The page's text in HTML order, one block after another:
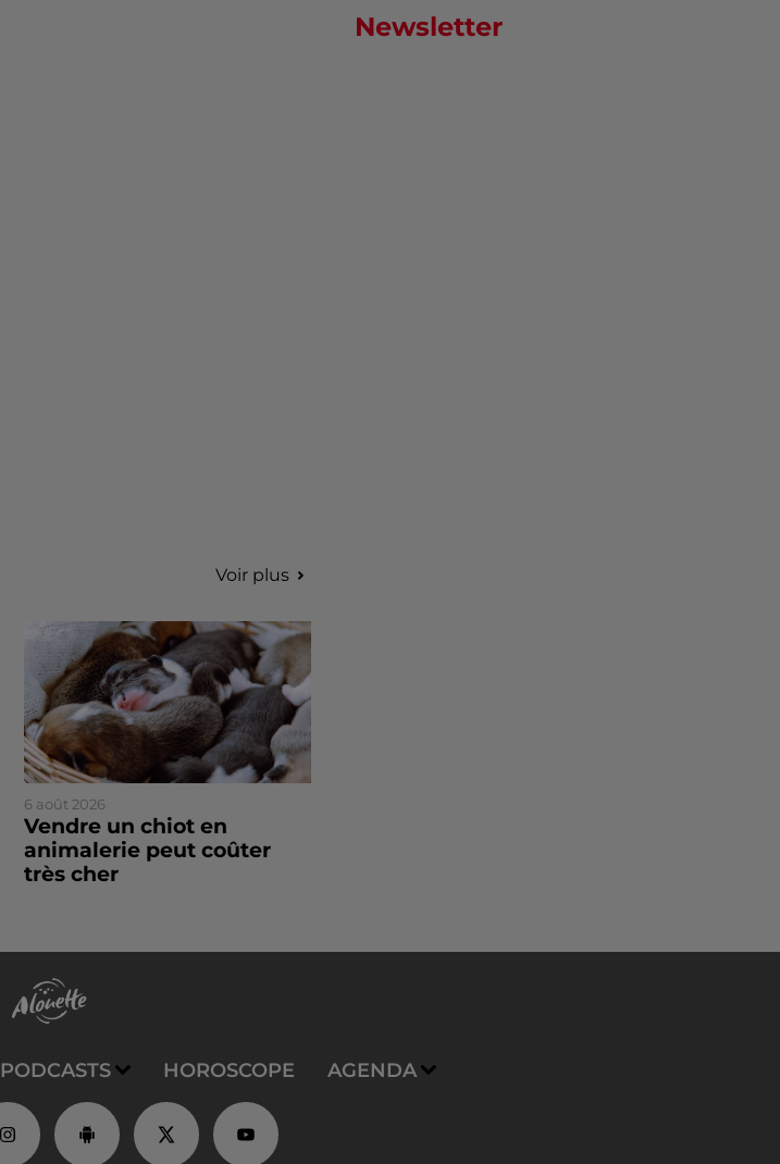
Newsletter
Voir plus
6 août 2026
Vendre un chiot en
animalerie peut coûter
très cher
PODCASTS HOROSCOPE AGENDA